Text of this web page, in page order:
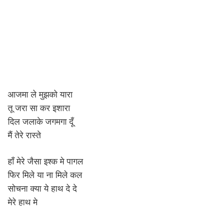
आजमा ले मुझको यारा
तू जरा सा कर इशारा
दिल जलाके जगमगा दूँ
मैं तेरे रास्ते
हाँ मेरे जैसा इश्क मे पागल
फिर मिले या ना मिले कल
सोचना क्या ये हाथ दे दे
मेरे हाथ मे